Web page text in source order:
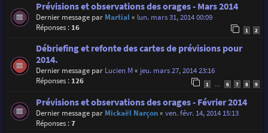
Prévisions et observations des orages - Mars 2014
Dernier message par Martial« lun. mars 31, 2014 00:09
Réponses : 16 1 2
Débriefing et refonte des cartes de prévisions pour
2014.
Dernier message par Lucien M« jeu. mars 27, 2014 23:16
Réponses : 126 1 6 7 8 9
Prévisions et observations des orages - Février 2014
Dernier message par Mickaël Narçon« ven. févr. 14, 2014 15:13
Réponses :7